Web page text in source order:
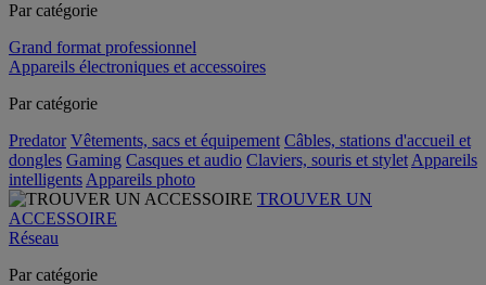
Par catégorie
Grand format professionnel
Appareils électroniques et accessoires
Par catégorie
Predator Vêtements, sacs et équipement Câbles, stations d'accueil et
dongles Gaming Casques et audio Claviers, souris et stylet Appareils
intelligents Appareils photo
TROUVER UN
ACCESSOIRE
Réseau
Par catégorie